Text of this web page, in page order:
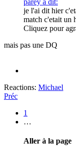
parey a dit:
je l'ai dit hier
match c'etait un
Cliquez pour
mais pas une DQ
Reactions: Michael
Préc
1
…
Aller à la page